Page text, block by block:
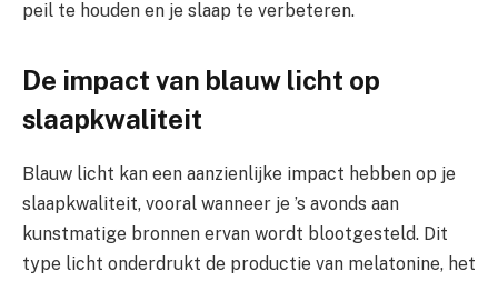
peil te houden en je slaap te verbeteren.
De impact van blauw licht op
slaapkwaliteit
Blauw licht kan een aanzienlijke impact hebben op je
slaapkwaliteit, vooral wanneer je ’s avonds aan
kunstmatige bronnen ervan wordt blootgesteld. Dit
type licht onderdrukt de productie van melatonine, het